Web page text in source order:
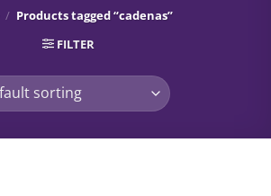
/ Products tagged “cadenas”
FILTER